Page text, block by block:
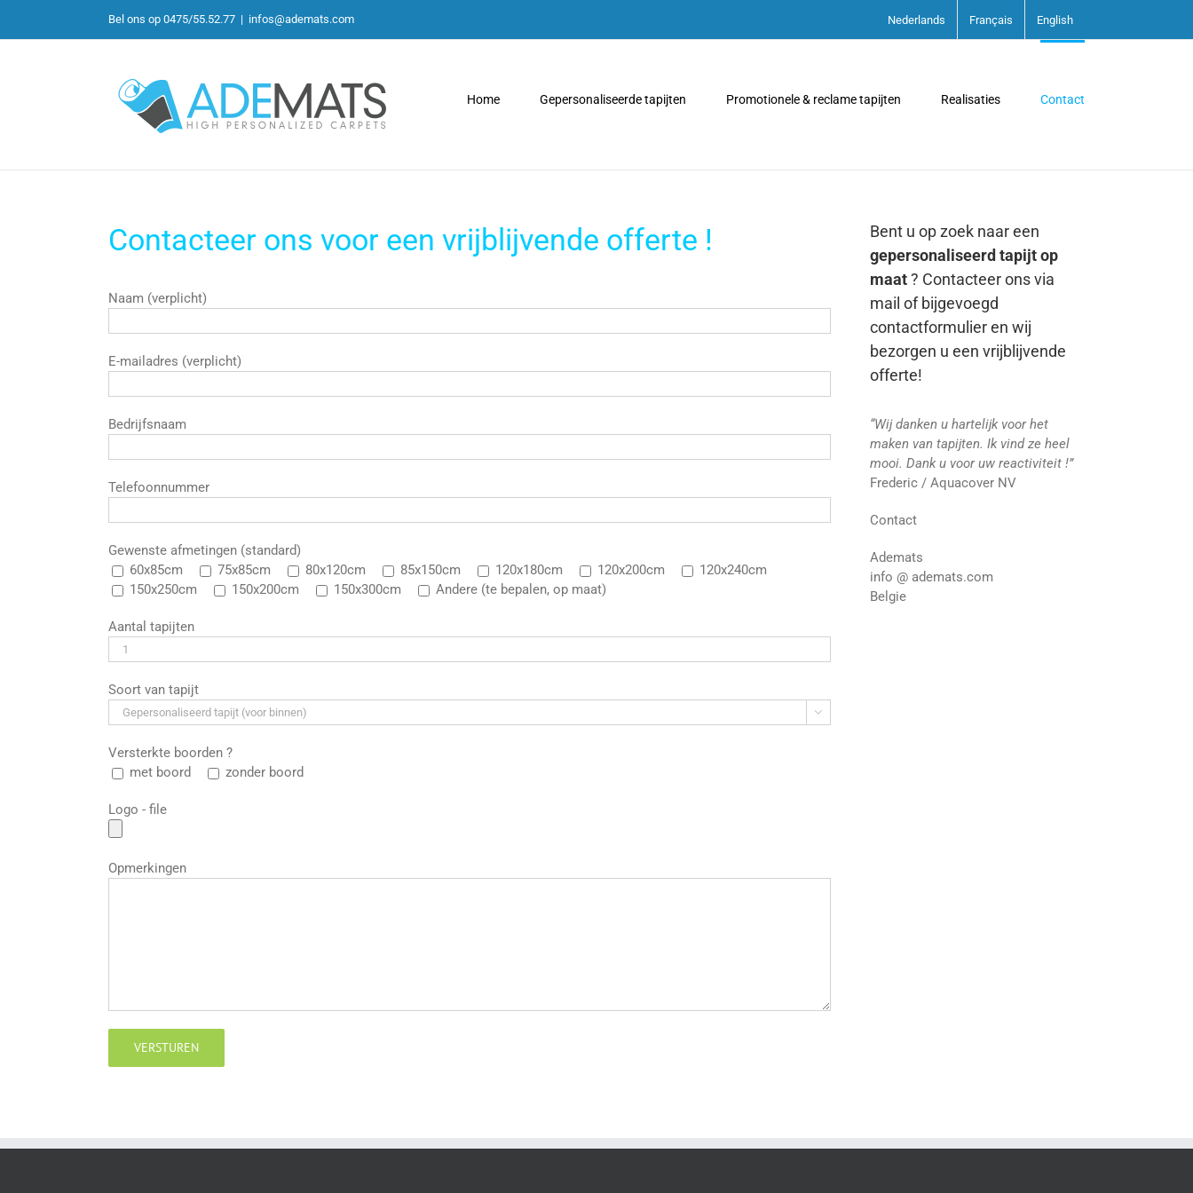
Bel ons op 0475/55.52.77 | infos@ademats.com Nederlands Français English
Home Gepersonaliseerde tapijten Promotionele & reclame tapijten Realisaties Contact
Contacteer ons voor een vrijblijvende offerte !
Naam (verplicht)
E-mailadres (verplicht)
Bedrijfsnaam
Telefoonnummer
Gewenste afmetingen (standard)
60x85cm
75x85cm 80x120cm 85x150cm 120x180cm 120x200cm
120x240cm
150x250cm
150x200cm 150x300cm Andere (te bepalen, op maat)
Aantal tapijten
Soort van tapijt

Versterkte boorden ?
met boord
zonder boord
Logo - file
Opmerkingen
Bent u op zoek naar een
gepersonaliseerd tapijt op
maat? Contacteer ons via
mail of bijgevoegd
contactformulier en wij
bezorgen u een vrijblijvende
offerte!
“Wij danken u hartelijk voor het
maken van tapijten. Ik vind ze heel
mooi. Dank u voor uw reactiviteit !”
Frederic / Aquacover NV
Contact
Ademats
info @ ademats.com
Belgie